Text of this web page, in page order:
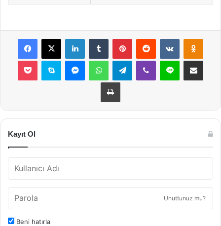
Facebook
X LinkedInTumblr PinterestReddit VKontakte
Pocket Skype MessengerWhatsAppTelegramViber Line E-Posta ile
Yazdır
Kayıt Ol
Unuttunuz mu?
Beni hatırla